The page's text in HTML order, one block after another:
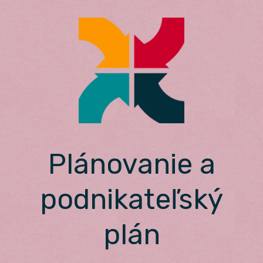
Plánovanie a
podnikateľský
plán